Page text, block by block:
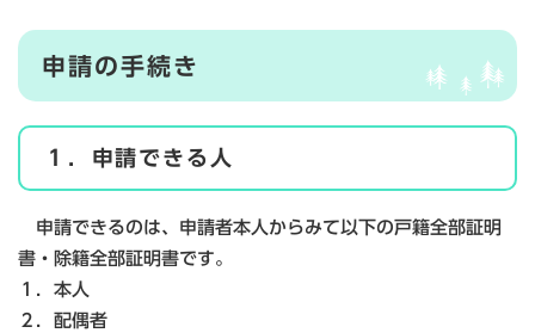
申請の手続き
１．申請できる人
申請できるのは、申請者本人からみて以下の戸籍全部証明
書・除籍全部証明書です。
１．本人
２．配偶者